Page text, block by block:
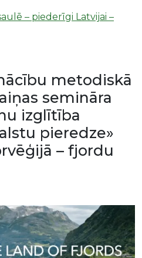
– piederīgi Latvijai –
metodiskā
semināra
izglītība
pieredze»
– fjordu